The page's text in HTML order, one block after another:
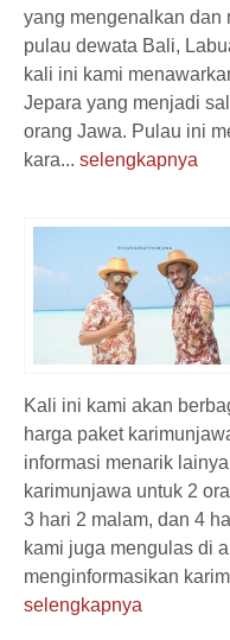
yang mengenalkan dan
pulau dewata Bali,
kali ini kami
Jepara yang menjadi
orang Jawa. Pulau ini
kara... selengkapnya
Kali ini kami akan
harga paket
informasi menarik
karimunjawa untuk 2
3 hari 2 malam, dan 4
kami juga mengulas di
menginformasikan
selengkapnya